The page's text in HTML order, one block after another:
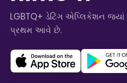
LGBTQ+ ડેટિંગ એપ્લિકેશન જ્યાં
પ્રથમ આવે છે.